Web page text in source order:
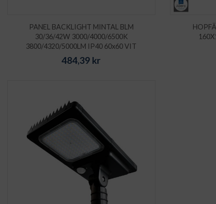
PANEL BACKLIGHT MINTAL BLM
30/36/42W 3000/4000/6500K
3800/4320/5000LM IP40 60x60 VIT
484,39 kr